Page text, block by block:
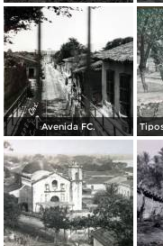
Avenida FC.